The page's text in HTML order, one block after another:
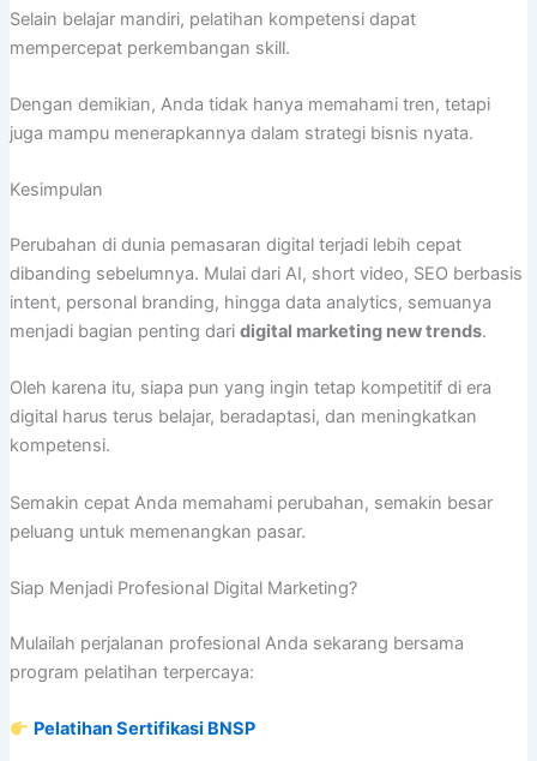
Selain belajar mandiri, pelatihan kompetensi dapat
mempercepat perkembangan skill.
Dengan demikian, Anda tidak hanya memahami tren, tetapi
juga mampu menerapkannya dalam strategi bisnis nyata.
Kesimpulan
Perubahan di dunia pemasaran digital terjadi lebih cepat
dibanding sebelumnya. Mulai dari AI, short video, SEO berbasis
intent, personal branding, hingga data analytics, semuanya
menjadi bagian penting dari digital marketing new trends.
Oleh karena itu, siapa pun yang ingin tetap kompetitif di era
digital harus terus belajar, beradaptasi, dan meningkatkan
kompetensi.
Semakin cepat Anda memahami perubahan, semakin besar
peluang untuk memenangkan pasar.
Siap Menjadi Profesional Digital Marketing?
Mulailah perjalanan profesional Anda sekarang bersama
program pelatihan terpercaya:
Pelatihan Sertifikasi BNSP